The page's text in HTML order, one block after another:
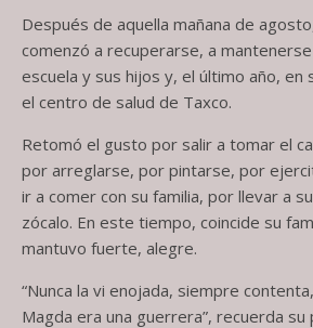
Después de aquella mañana de
comenzó a recuperarse, a
escuela y sus hijos y, el último año, en
el centro de salud de Taxco.
Retomó el gusto por salir a tomar el
por arreglarse, por pintarse, por
ir a comer con su familia, por llevar a
zócalo. En este tiempo, coincide su
mantuvo fuerte, alegre.
“Nunca la vi enojada, siempre
Magda era una guerrera”, recuerda su